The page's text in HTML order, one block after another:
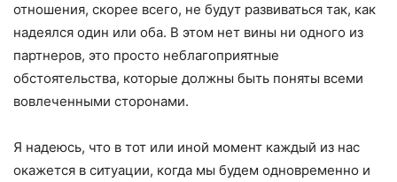
отношения, скорее всего, не будут развиваться так, как
надеялся один или оба. В этом нет вины ни одного из
партнеров, это просто неблагоприятные
обстоятельства, которые должны быть поняты всеми
вовлеченными сторонами.
Я надеюсь, что в тот или иной момент каждый из нас
окажется в ситуации, когда мы будем одновременно и